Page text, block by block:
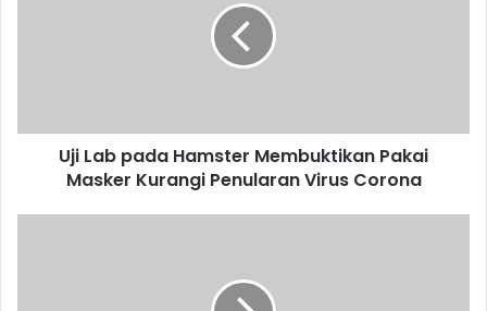
Penularan
Uji Lab pada Hamster Membuktikan Pakai
Masker Kurangi Penularan Virus Corona